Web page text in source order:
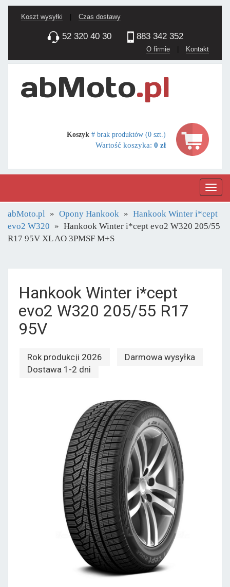
Koszt wysyłki Czas dostawy
52 320 40 30 883 342 352
O firmie | Kontakt
Koszyk # brak produktów (0 szt.)
Wartość koszyka: 0 zł
abMoto.pl Opony Hankook
Hankook Winter i*cept
evo2 W320
Hankook Winter i*cept evo2 W320 205/55
R17 95V XL AO 3PMSF M+S
Hankook Winter i*cept
evo2 W320 205/55 R17
95V
Rok produkcji 2026
Darmowa wysyłka
Dostawa 1-2 dni